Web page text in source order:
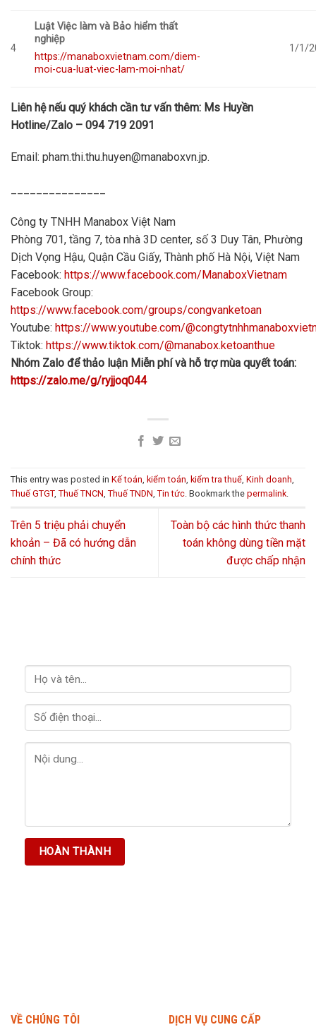
4
Luật Việc làm và Bảo hiểm thất
nghiệp
https://manaboxvietnam.com/diem-
moi-cua-luat-viec-lam-moi-nhat/
1/1/
Liên hệ nếu quý khách cần tư vấn thêm: Ms Huyền
Hotline/Zalo – 094 719 2091
Email: pham.thi.thu.huyen@manaboxvn.jp.
Công ty TNHH Manabox Việt Nam
Phòng 701, tầng 7, tòa nhà 3D center, số 3 Duy Tân, Phường
Dịch Vọng Hậu, Quận Cầu Giấy, Thành phố Hà Nội, Việt Nam
Facebook: https://www.facebook.com/ManaboxVietnam
Facebook Group:
https://www.facebook.com/groups/congvanketoan
Youtube: https://www.youtube.com/
Tiktok: https://www.tiktok.com/@manabox.ketoanthue
Nhóm Zalo để thảo luận Miễn phí và hỗ trợ mùa quyết toán:
https://zalo.me/g/ryjjoq044
This entry was posted in Kế toán, kiểm toán, kiểm tra thuế, Kinh doanh,
Thuế GTGT, Thuế TNCN, Thuế TNDN, Tin tức. Bookmark the permalink.
Trên 5 triệu phải chuyển
khoản – Đã có hướng dẫn
chính thức
Toàn bộ các hình thức thanh
toán không dùng tiền mặt
được chấp nhận
VỀ CHÚNG TÔI DỊCH VỤ CUNG CẤP